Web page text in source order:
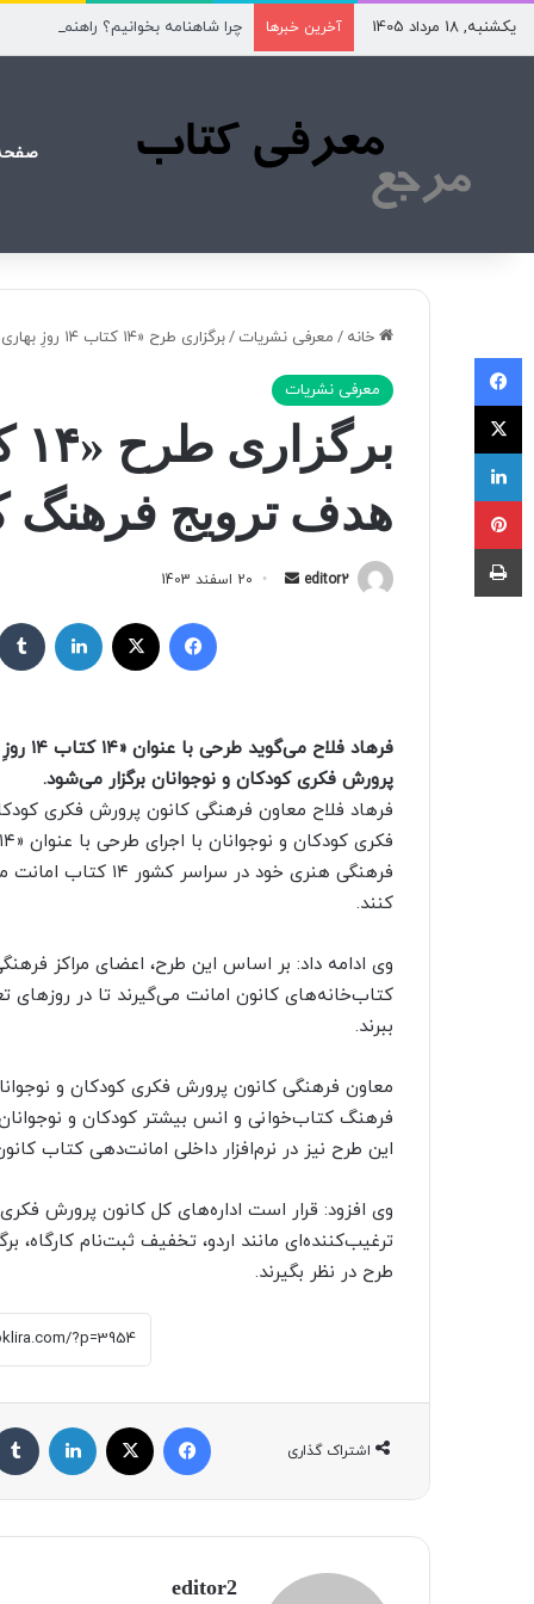
یکشنبه, 18 مرداد 1405 آخرین خبرها چرا شاهنامه بخوانیم؟ راهنمای
خانه / معرفی نشریات /برگزاری طرح «۱۴ کتاب ۱۴ روزِ بهاری» با هدف ترویج فرهنگ کتابخوانی
معرفی نشریات
هدف ترویج فرهنگ
editor2
ه
ا
ی
م
ی
20 اسفند 1403
پرورش فکری کودکان و نوجوانان برگزار می‌شود.
فرهاد فلاح معاون فرهنگی کانون پرورش فکری
فرهنگی هنری خود
کنند.
کتاب‌خانه‌های کانون امانت می‌گیرند تا در روزهای
ببرند.
فرهنگ کتاب‌خوانی و انس بیشتر کودکان و
این طرح نیز در نرم‌افزار داخلی امانت‌دهی کتاب
وی افزود: قرار است اداره‌های کل کانون پرورش
ترغیب‌کننده‌ای مانند اردو، تخفیف ثبت‌نام کارگاه،
طرح در نظر بگیرند.
اشتراک گذاری
editor2